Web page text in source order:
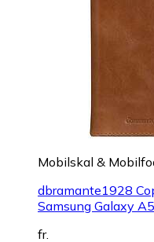
Mobilskal &
dbramante1928
Samsung Galaxy
fr.